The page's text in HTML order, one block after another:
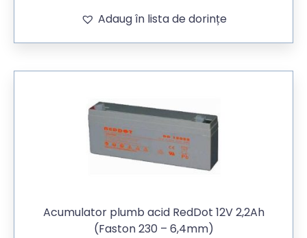
Adaug în lista de dorințe
Acumulator plumb acid RedDot 12V 2,2Ah
(Faston 230 – 6,4mm)